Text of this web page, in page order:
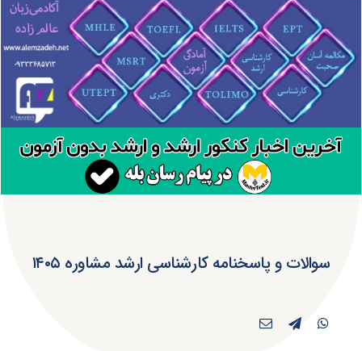
سوالات و پاسخنامه کارشناسی ارشد مشاوره ۱۴۰۵